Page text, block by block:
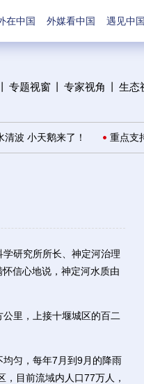
在中国 外媒看中国 遇见中国
专题视窗 专家视角 生态
波 小天鹅来了！ 重点支持
研究所所长、神定河治理
信心地说，神定河水质由
里，上接十堰城区的百二
匀，每年7月到9月的降雨
目前流域内人口77万人，